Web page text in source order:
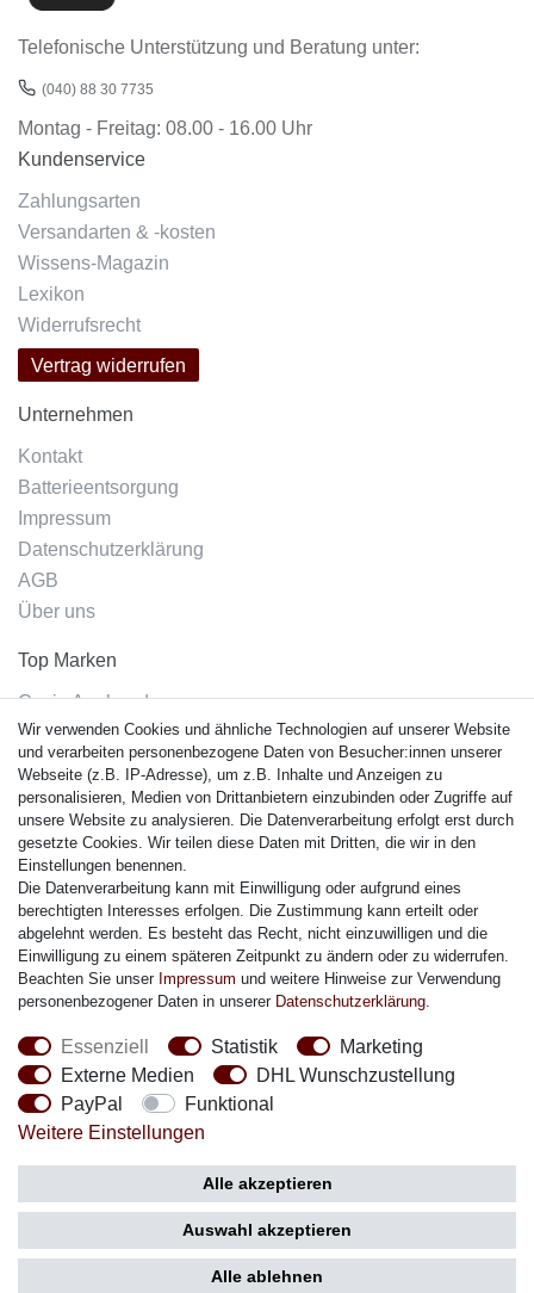
Telefonische Unterstützung und Beratung unter:
(040) 88 30 7735
Montag - Freitag: 08.00 - 16.00 Uhr
Kundenservice
Zahlungsarten
Versandarten & -kosten
Wissens-Magazin
Lexikon
Widerrufsrecht
Vertrag widerrufen
Unternehmen
Kontakt
Batterieentsorgung
Impressum
Datenschutzerklärung
AGB
Über uns
Top Marken
Casio Armband
Festina Armband
Citizen Armband
M. Lacroix Armband
J. Lemans Armband
Uhrenarmbänder - Alle
Sicherheit
Social Media
Zahlung
Wir verwenden Cookies und ähnliche Technologien auf unserer Website
und verarbeiten personenbezogene Daten von Besucher:innen unserer
Webseite (z.B. IP-Adresse), um z.B. Inhalte und Anzeigen zu
personalisieren, Medien von Drittanbietern einzubinden oder Zugriffe auf
unsere Website zu analysieren. Die Datenverarbeitung erfolgt erst durch
gesetzte Cookies. Wir teilen diese Daten mit Dritten, die wir in den
Einstellungen benennen.
Die Datenverarbeitung kann mit Einwilligung oder aufgrund eines
berechtigten Interesses erfolgen. Die Zustimmung kann erteilt oder
abgelehnt werden. Es besteht das Recht, nicht einzuwilligen und die
Einwilligung zu einem späteren Zeitpunkt zu ändern oder zu widerrufen.
Beachten Sie unser Impressum und weitere Hinweise zur Verwendung
personenbezogener Daten in unserer Daten­schutz­erklärung
Essenziell Statistik
Marketing
Externe Medien
DHL Wunschzustellung
PayPal
Funktional
Weitere Einstellungen
Alle akzeptieren
Auswahl akzeptieren
Alle ablehnen